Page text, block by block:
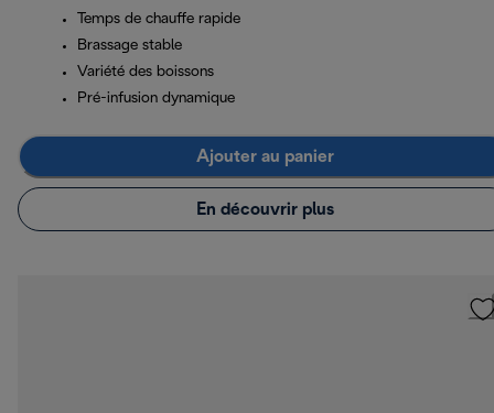
Temps de chauffe rapide
Brassage stable
Variété des boissons
Pré-infusion dynamique
Ajouter au panier
En découvrir plus